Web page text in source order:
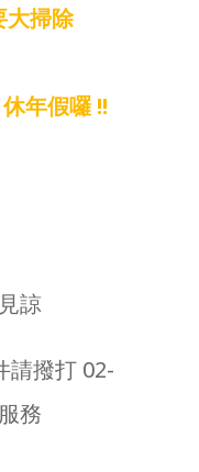
大掃除
年假囉 !!
諒
請撥打 02-
務